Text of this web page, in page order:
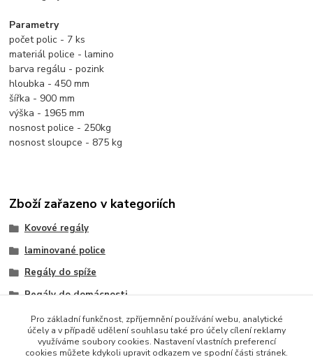
Parametry
počet polic - 7 ks
materiál police - lamino
barva regálu - pozink
hloubka - 450 mm
šířka - 900 mm
výška - 1965 mm
nosnost police - 250kg
nosnost sloupce - 875 kg
Zboží zařazeno v kategoriích
Kovové regály
laminované police
Regály do spíže
Regály do domácnosti
Regály do bytu
výška regálu 2000 mm
Pro základní funkčnost, zpříjemnění používání webu, analytické
účely a v případě udělení souhlasu také pro účely cílení reklamy
využíváme soubory cookies. Nastavení vlastních preferencí
cookies můžete kdykoli upravit odkazem ve spodní části stránek.